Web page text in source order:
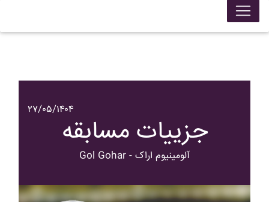
۲۷/۰۵/۱۴۰۴
جزییات مسابقه
Gol Gohar - آلومينيوم اراک